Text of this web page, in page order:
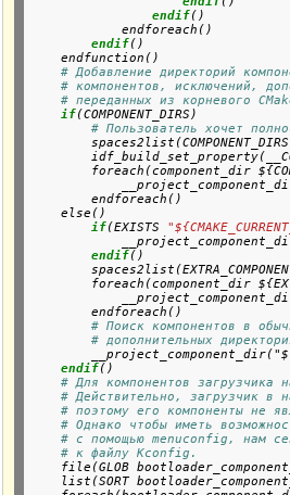
endif()
            endforeach()
endif()
    endfunction()
# Добавление директорий
# компонентов, исключений,
# переданных из корневого
if(COMPONENT_DIRS)
# Пользователь хочет
foreach(component_dir
        endforeach()
    else()
if(EXISTS
endif()
foreach(component_dir
        endforeach()
# Поиск компонентов в
# дополнительных
endif()
# Для компонентов загрузчика
# Действительно, загрузчик в
# поэтому его компоненты не
# Однако чтобы иметь
# с помощью menuconfig, нам
# к файлу Kconfig.
file(GLOB
list(SORT